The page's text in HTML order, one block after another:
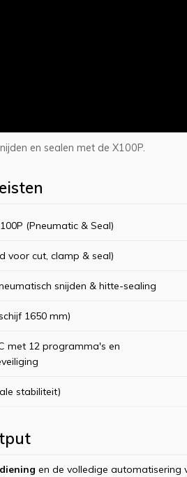
en sealen met de X100P.
(Pneumatic & Seal)
voor cut, clamp & seal)
snijden & hitte-sealing
1650 mm)
met 12 programma's en
stabiliteit)
en de volledige automatisering